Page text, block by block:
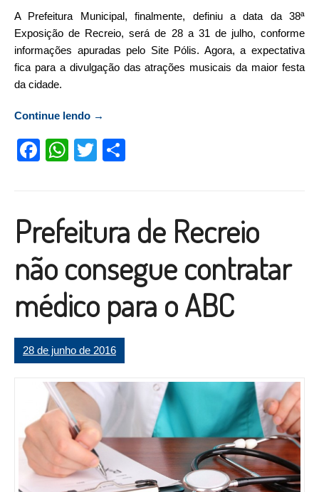
A Prefeitura Municipal, finalmente, definiu a data da 38ª
Exposição de Recreio, será de 28 a 31 de julho, conforme
informações apuradas pelo Site Pólis. Agora, a expectativa
fica para a divulgação das atrações musicais da maior festa
da cidade.
Continue lendo “EXPO-Recreio será de 28 a 31 de julho”
→
Facebook
WhatsApp
Twitter
Prefeitura de Recreio
não consegue contratar
médico para o ABC
28 de junho de 2016